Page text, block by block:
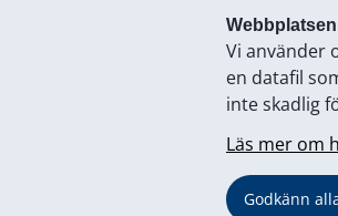
Vi använder
en datafil
inte skadlig
Läs mer om
Godkänn